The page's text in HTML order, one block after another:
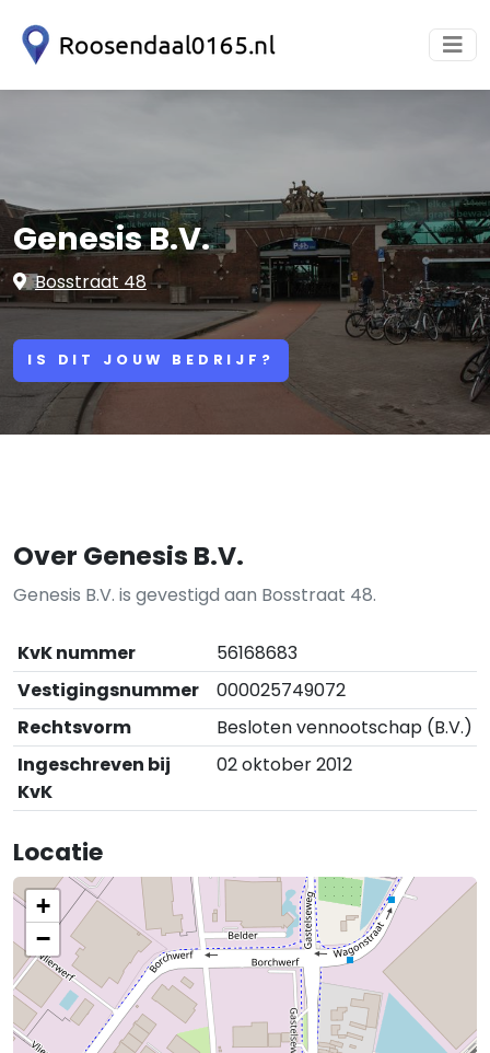
Genesis B.V.
Bosstraat 48
IS DIT JOUW BEDRIJF?
Over Genesis B.V.
Genesis B.V. is gevestigd aan Bosstraat 48.
KvK nummer
56168683
Vestigingsnummer
000025749072
Rechtsvorm
Besloten vennootschap (B.V.)
Ingeschreven bij
KvK
02 oktober 2012
Locatie
+
−